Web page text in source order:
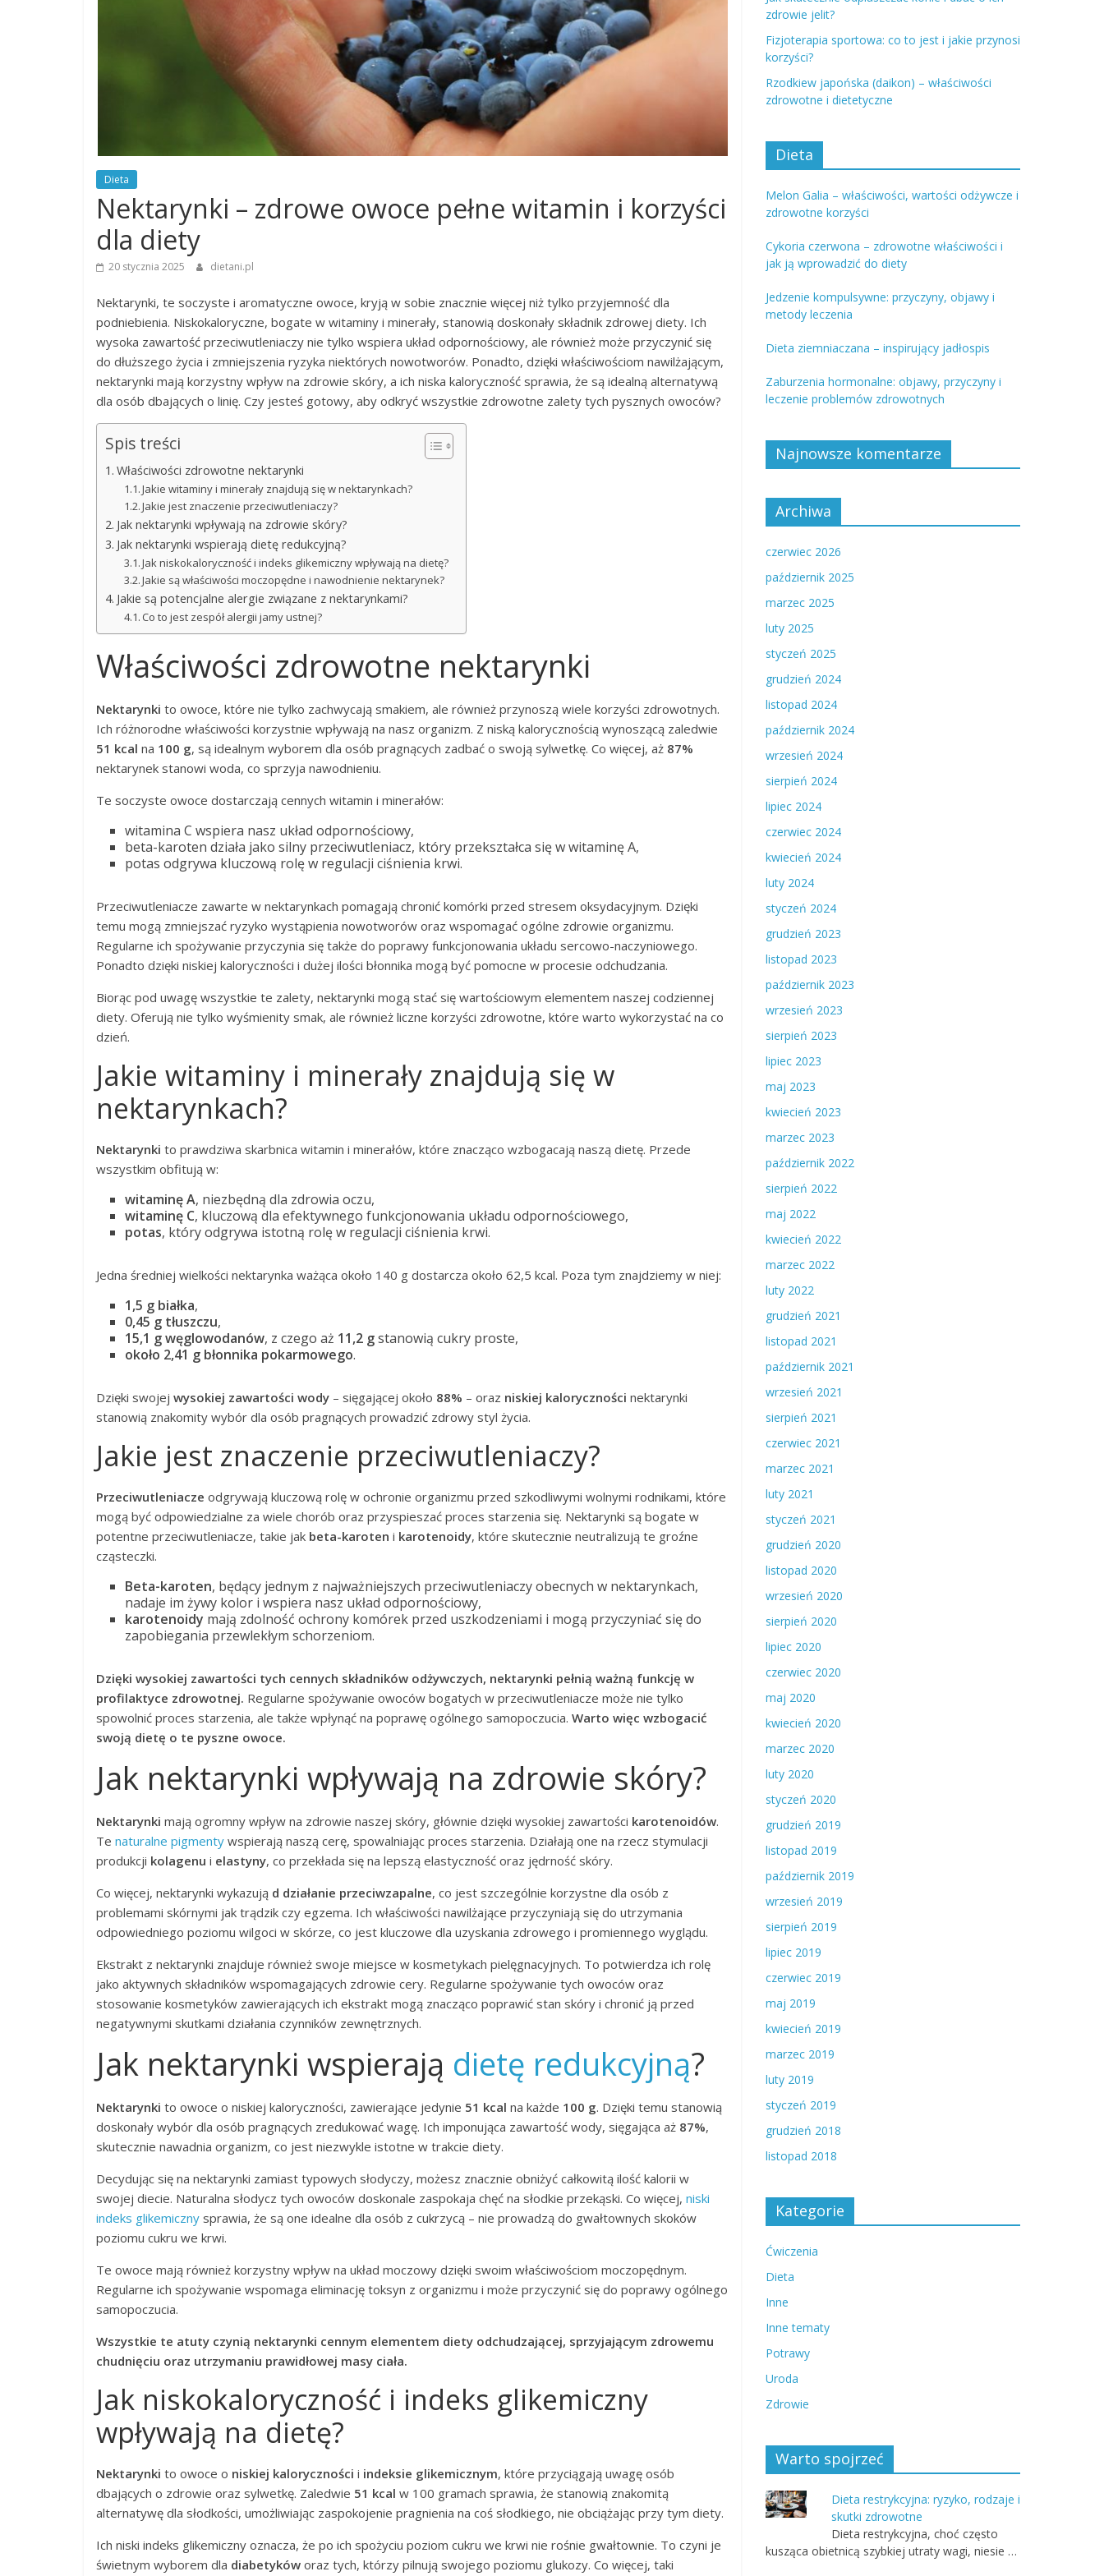
Dieta
Nektarynki – zdrowe owoce pełne witamin i korzyści
dla diety
20 stycznia 2025 dietani.pl
Nektarynki, te soczyste i aromatyczne owoce, kryją w sobie znacznie więcej niż tylko przyjemność dla
podniebienia. Niskokaloryczne, bogate w witaminy i minerały, stanowią doskonały składnik zdrowej diety. Ich
wysoka zawartość przeciwutleniaczy nie tylko wspiera układ odpornościowy, ale również może przyczynić się
do dłuższego życia i zmniejszenia ryzyka niektórych nowotworów. Ponadto, dzięki właściwościom nawilżającym,
nektarynki mają korzystny wpływ na zdrowie skóry, a ich niska kaloryczność sprawia, że są idealną alternatywą
dla osób dbających o linię. Czy jesteś gotowy, aby odkryć wszystkie zdrowotne zalety tych pysznych owoców?
Spis treści
Właściwości zdrowotne nektarynki
Jakie witaminy i minerały znajdują się w nektarynkach?
Jakie jest znaczenie przeciwutleniaczy?
Jak nektarynki wpływają na zdrowie skóry?
Jak nektarynki wspierają dietę redukcyjną?
Jak niskokaloryczność i indeks glikemiczny wpływają na dietę?
Jakie są właściwości moczopędne i nawodnienie nektarynek?
Jakie są potencjalne alergie związane z nektarynkami?
Co to jest zespół alergii jamy ustnej?
Właściwości zdrowotne nektarynki
Nektarynki to owoce, które nie tylko zachwycają smakiem, ale również przynoszą wiele korzyści zdrowotnych.
Ich różnorodne właściwości korzystnie wpływają na nasz organizm. Z niską kalorycznością wynoszącą zaledwie
51 kcal na 100 g, są idealnym wyborem dla osób pragnących zadbać o swoją sylwetkę. Co więcej, aż 87%
nektarynek stanowi woda, co sprzyja nawodnieniu.
Te soczyste owoce dostarczają cennych witamin i minerałów:
witamina C wspiera nasz układ odpornościowy,
beta-karoten działa jako silny przeciwutleniacz, który przekształca się w witaminę A,
potas odgrywa kluczową rolę w regulacji ciśnienia krwi.
Przeciwutleniacze zawarte w nektarynkach pomagają chronić komórki przed stresem oksydacyjnym. Dzięki
temu mogą zmniejszać ryzyko wystąpienia nowotworów oraz wspomagać ogólne zdrowie organizmu.
Regularne ich spożywanie przyczynia się także do poprawy funkcjonowania układu sercowo-naczyniowego.
Ponadto dzięki niskiej kaloryczności i dużej ilości błonnika mogą być pomocne w procesie odchudzania.
Biorąc pod uwagę wszystkie te zalety, nektarynki mogą stać się wartościowym elementem naszej codziennej
diety. Oferują nie tylko wyśmienity smak, ale również liczne korzyści zdrowotne, które warto wykorzystać na co
dzień.
Jakie witaminy i minerały znajdują się w
nektarynkach?
Nektarynki to prawdziwa skarbnica witamin i minerałów, które znacząco wzbogacają naszą dietę. Przede
wszystkim obfitują w:
witaminę A, niezbędną dla zdrowia oczu,
witaminę C, kluczową dla efektywnego funkcjonowania układu odpornościowego,
potas, który odgrywa istotną rolę w regulacji ciśnienia krwi.
Jedna średniej wielkości nektarynka ważąca około 140 g dostarcza około 62,5 kcal. Poza tym znajdziemy w niej:
1,5 g białka,
0,45 g tłuszczu,
15,1 g węglowodanów, z czego aż 11,2 gstanowią cukry proste,
około 2,41 g błonnika pokarmowego.
Dzięki swojej wysokiej zawartości wody – sięgającej około 88% – oraz niskiej kaloryczności nektarynki
stanowią znakomity wybór dla osób pragnących prowadzić zdrowy styl życia.
Jakie jest znaczenie przeciwutleniaczy?
Przeciwutleniacze odgrywają kluczową rolę w ochronie organizmu przed szkodliwymi wolnymi rodnikami, które
mogą być odpowiedzialne za wiele chorób oraz przyspieszać proces starzenia się. Nektarynki są bogate w
potentne przeciwutleniacze, takie jak beta-karoten i karotenoidy, które skutecznie neutralizują te groźne
cząsteczki.
Beta-karoten, będący jednym z najważniejszych przeciwutleniaczy obecnych w nektarynkach,
nadaje im żywy kolor i wspiera nasz układ odpornościowy,
karotenoidy mają zdolność ochrony komórek przed uszkodzeniami i mogą przyczyniać się do
zapobiegania przewlekłym schorzeniom.
Dzięki wysokiej zawartości tych cennych składników odżywczych, nektarynki pełnią ważną funkcję w
profilaktyce zdrowotnej. Regularne spożywanie owoców bogatych w przeciwutleniacze może nie tylko
spowolnić proces starzenia, ale także wpłynąć na poprawę ogólnego samopoczucia. Warto więc wzbogacić
swoją dietę o te pyszne owoce.
Jak nektarynki wpływają na zdrowie skóry?
Nektarynki mają ogromny wpływ na zdrowie naszej skóry, głównie dzięki wysokiej zawartości karotenoidów.
Te naturalne pigmenty wspierają naszą cerę, spowalniając proces starzenia. Działają one na rzecz stymulacji
produkcji kolagenu i elastyny, co przekłada się na lepszą elastyczność oraz jędrność skóry.
Co więcej, nektarynki wykazują d działanie przeciwzapalne, co jest szczególnie korzystne dla osób z
problemami skórnymi jak trądzik czy egzema. Ich właściwości nawilżające przyczyniają się do utrzymania
odpowiedniego poziomu wilgoci w skórze, co jest kluczowe dla uzyskania zdrowego i promiennego wyglądu.
Ekstrakt z nektarynki znajduje również swoje miejsce w kosmetykach pielęgnacyjnych. To potwierdza ich rolę
jako aktywnych składników wspomagających zdrowie cery. Regularne spożywanie tych owoców oraz
stosowanie kosmetyków zawierających ich ekstrakt mogą znacząco poprawić stan skóry i chronić ją przed
negatywnymi skutkami działania czynników zewnętrznych.
Jak nektarynki wspierają dietę redukcyjną?
Nektarynki to owoce o niskiej kaloryczności, zawierające jedynie 51 kcal na każde 100 g. Dzięki temu stanowią
doskonały wybór dla osób pragnących zredukować wagę. Ich imponująca zawartość wody, sięgająca aż 87%,
skutecznie nawadnia organizm, co jest niezwykle istotne w trakcie diety.
Decydując się na nektarynki zamiast typowych słodyczy, możesz znacznie obniżyć całkowitą ilość kalorii w
swojej diecie. Naturalna słodycz tych owoców doskonale zaspokaja chęć na słodkie przekąski. Co więcej, niski
indeks glikemiczny sprawia, że są one idealne dla osób z cukrzycą – nie prowadzą do gwałtownych skoków
poziomu cukru we krwi.
Te owoce mają również korzystny wpływ na układ moczowy dzięki swoim właściwościom moczopędnym.
Regularne ich spożywanie wspomaga eliminację toksyn z organizmu i może przyczynić się do poprawy ogólnego
samopoczucia.
Wszystkie te atuty czynią nektarynki cennym elementem diety odchudzającej, sprzyjającym zdrowemu
chudnięciu oraz utrzymaniu prawidłowej masy ciała.
Jak niskokaloryczność i indeks glikemiczny
wpływają na dietę?
Nektarynki to owoce o niskiej kaloryczności i indeksie glikemicznym, które przyciągają uwagę osób
dbających o zdrowie oraz sylwetkę. Zaledwie 51 kcal w 100 gramach sprawia, że stanowią znakomitą
alternatywę dla słodkości, umożliwiając zaspokojenie pragnienia na coś słodkiego, nie obciążając przy tym diety.
Ich niski indeks glikemiczny oznacza, że po ich spożyciu poziom cukru we krwi nie rośnie gwałtownie. To czyni je
świetnym wyborem dla diabetyków oraz tych, którzy pilnują swojego poziomu glukozy. Co więcej, taki
zdrowie jelit?
Fizjoterapia sportowa: co to jest i jakie przynosi
korzyści?
Rzodkiew japońska (daikon) – właściwości
zdrowotne i dietetyczne
Dieta
Melon Galia – właściwości, wartości odżywcze i
zdrowotne korzyści
Cykoria czerwona – zdrowotne właściwości i
jak ją wprowadzić do diety
Jedzenie kompulsywne: przyczyny, objawy i
metody leczenia
Dieta ziemniaczana – inspirujący jadłospis
Zaburzenia hormonalne: objawy, przyczyny i
leczenie problemów zdrowotnych
Najnowsze komentarze
Archiwa
czerwiec 2026
październik 2025
marzec 2025
luty 2025
styczeń 2025
grudzień 2024
listopad 2024
październik 2024
wrzesień 2024
sierpień 2024
lipiec 2024
czerwiec 2024
kwiecień 2024
luty 2024
styczeń 2024
grudzień 2023
listopad 2023
październik 2023
wrzesień 2023
sierpień 2023
lipiec 2023
maj 2023
kwiecień 2023
marzec 2023
październik 2022
sierpień 2022
maj 2022
kwiecień 2022
marzec 2022
luty 2022
grudzień 2021
listopad 2021
październik 2021
wrzesień 2021
sierpień 2021
czerwiec 2021
marzec 2021
luty 2021
styczeń 2021
grudzień 2020
listopad 2020
wrzesień 2020
sierpień 2020
lipiec 2020
czerwiec 2020
maj 2020
kwiecień 2020
marzec 2020
luty 2020
styczeń 2020
grudzień 2019
listopad 2019
październik 2019
wrzesień 2019
sierpień 2019
lipiec 2019
czerwiec 2019
maj 2019
kwiecień 2019
marzec 2019
luty 2019
styczeń 2019
grudzień 2018
listopad 2018
Kategorie
Ćwiczenia
Dieta
Inne
Inne tematy
Potrawy
Uroda
Zdrowie
Warto spojrzeć
Dieta restrykcyjna: ryzyko, rodzaje i
skutki zdrowotne
Dieta restrykcyjna, choć często
kusząca obietnicą szybkiej utraty wagi, niesie …